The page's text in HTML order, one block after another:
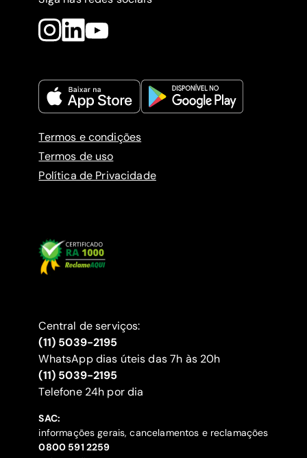
Termos e condições
Termos de uso
Política de Privacidade
Central de serviços:
(11) 5039-2195
WhatsApp dias úteis das 7h às 20h
(11) 5039-2195
‍Telefone 24h por dia
SAC:
informações gerais, cancelamentos e reclamações
‍0800 591 2259